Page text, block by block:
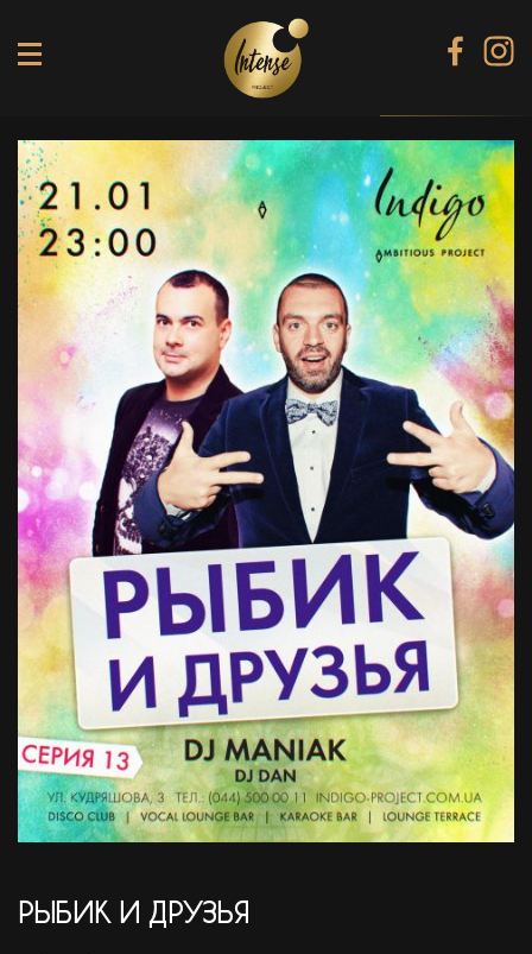
TIKI TERRACE
SHINE КАРАОКЕ БАР
BLACK DIAMOND КАРАОКЕ
SECRET ROOM
МЕНЮ
БАНКЕТИ
КОНТАКТИ
АКЦІЇ
РЫБИК И ДРУЗЬЯ